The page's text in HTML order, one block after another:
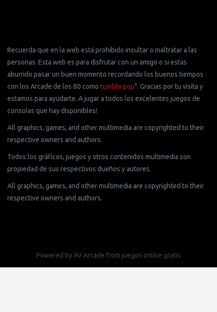
Recuerda que en la web está prohibido insultar o maltratar a las
personas. Esta web es para disfrutar con un amigo o si estas
aburrido pasar un buen momento recordando los buenos tiempos
con los Arcade de los 80 como tumble pop". Gracias por tu visita y
estamos para ayudarte. A jugar a todos los excelentes juegos de
consolas que hay disponibles!
All graphics, games, and other multimedia are copyrighted to their
respective owners and authors.
Todos los gráficos, juegos y otros contenidos multimedia son
propiedad de sus respectivos dueños y autores.
All graphics, games, and other multimedia are copyrighted to their
respective owners and authors.
Powered byAV Arcade from juegos online gratis